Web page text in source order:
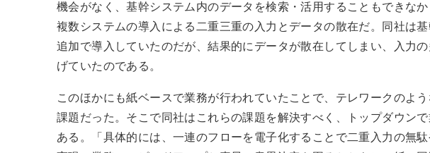
機会がなく、基幹システム内のデータを検索・活用することもできな
複数システムの導入による二重三重の入力とデータの散在だ。同社は
追加で導入していたのだが、結果的にデータが散在してしまい、入力
げていたのである。
このほかにも紙ベースで業務が行われていたことで、テレワークのよ
課題だった。そこで同社はこれらの課題を解決すべく、トップダウン
ある。「具体的には、一連のフローを電子化することで二重入力の無